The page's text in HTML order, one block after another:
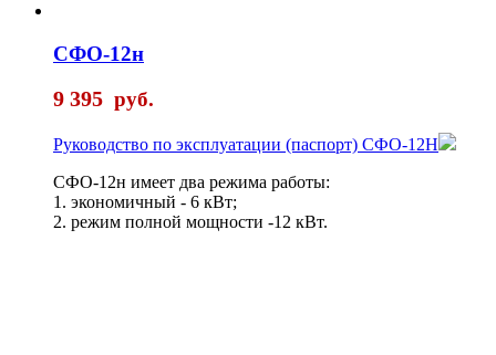
СФО-12н
9 395 руб.
Руководство по эксплуатации (паспорт) СФО-12Н
СФО-12н имеет два режима работы:
1. экономичный - 6 кВт;
2. режим полной мощности -12 кВт.